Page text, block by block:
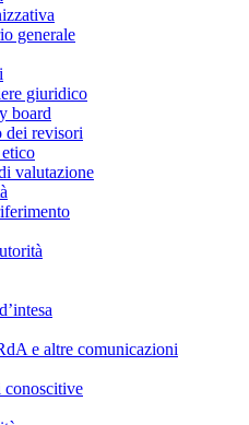
generale
giuridico
board
dei revisori
valutazione
e altre comunicazioni
conoscitive